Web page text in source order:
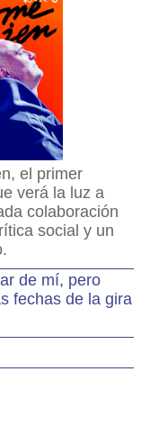
el primer
verá la luz a
colaboración
social y un
de mí, pero
fechas de la gira